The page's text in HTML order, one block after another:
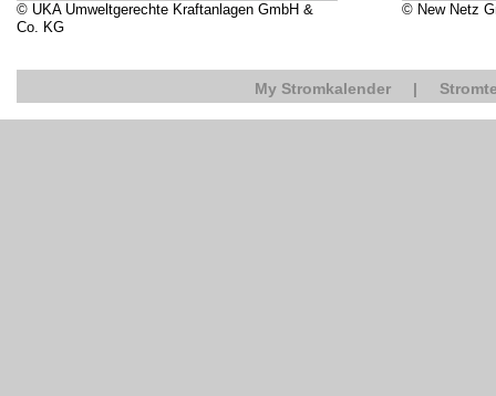
© UKA Umweltgerechte Kraftanlagen GmbH &
Co. KG
© New Netz
My Stromkalender |